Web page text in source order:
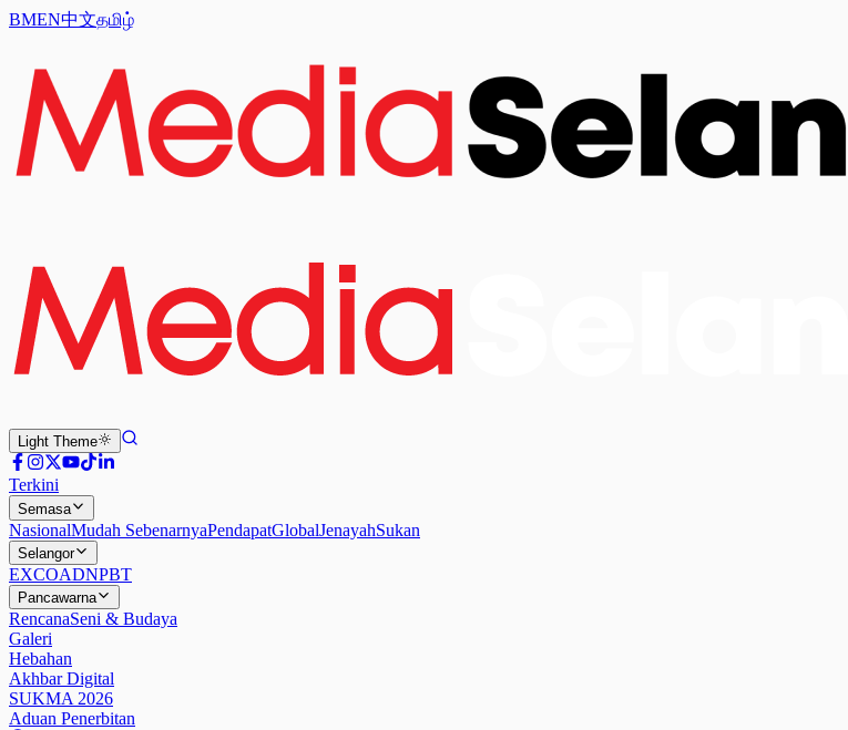
BMEN中文தமிழ்
Light Theme
Terkini
Semasa
NasionalMudah SebenarnyaPendapatGlobalJenayahSukan
Selangor
EXCOADNPBT
Pancawarna
RencanaSeni & Budaya
Galeri
Hebahan
Akhbar Digital
SUKMA 2026
Aduan Penerbitan